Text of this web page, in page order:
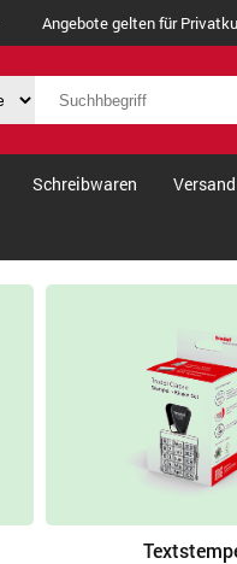
Angebote gelten für
Schreibwaren Versand